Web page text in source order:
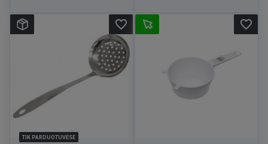
TIK PARDUOTUVĖSE
favorite_border favorite_border